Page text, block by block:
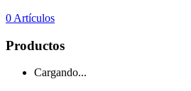
0 Artículos
Productos
Cargando...